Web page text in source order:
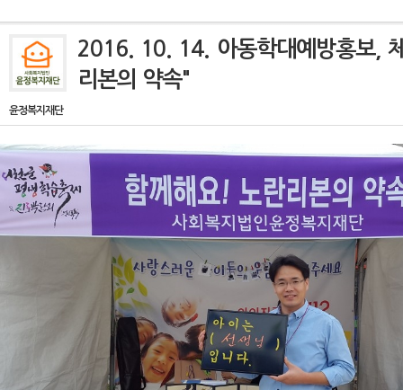
2016. 10. 14. 아동학대예방홍보,
리본의 약속"
윤정복지재단